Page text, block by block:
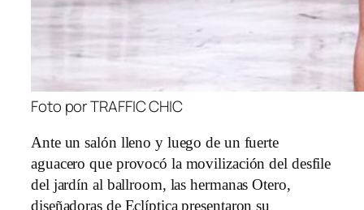
Foto por TRAFFIC CHIC
Ante un salón lleno y luego de un fuerte
aguacero que provocó la movilización del desfile
del jardín al ballroom, las hermanas Otero,
diseñadoras de Eclíptica presentaron su